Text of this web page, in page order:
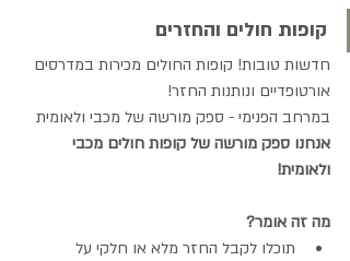
קופות חולים והחזרים
חדשות טובות! קופות החולים מכירות במדרסים
אורטופדיים ונותנות החזר!
במרחב הפנימי - ספק מורשה של מכבי ולאומית
אנחנו ספק מורשה של קופות חולים מכבי
ולאומית!
מה זה אומר?
תוכלו לקבל החזר מלא או חלקי על